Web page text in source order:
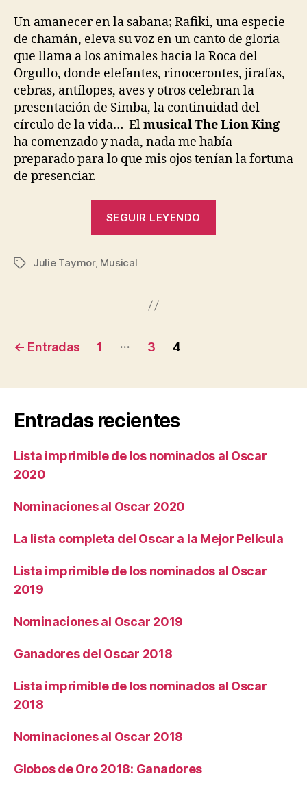
Un amanecer en la sabana; Rafiki, una especie
de chamán, eleva su voz en un canto de gloria
que llama a los animales hacia la Roca del
Orgullo, donde elefantes, rinocerontes, jirafas,
cebras, antílopes, aves y otros celebran la
presentación de Simba, la continuidad del
círculo de la vida… Elmusical The Lion King
ha comenzado y nada, nada me había
preparado para lo que mis ojos tenían la fortuna
de presenciar.
SEGUIR LEYENDO
Etiquetas
Julie Taymor, Musical
Navegación
entradas
← Entradas 1 … 3 4
Entradas recientes
Lista imprimible de los nominados al Oscar
2020
Nominaciones al Oscar 2020
La lista completa del Oscar a la Mejor Película
Lista imprimible de los nominados al Oscar
2019
Nominaciones al Oscar 2019
Ganadores del Oscar 2018
Lista imprimible de los nominados al Oscar
2018
Nominaciones al Oscar 2018
Globos de Oro 2018: Ganadores